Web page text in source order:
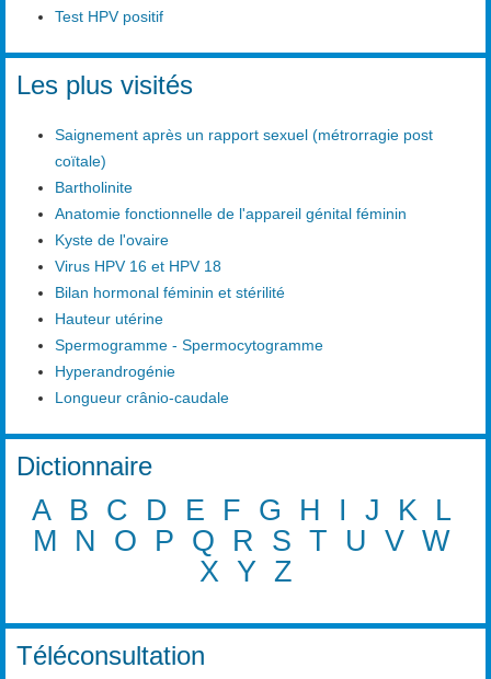
Test HPV positif
Les plus visités
Saignement après un rapport sexuel (métrorragie post
coïtale)
Bartholinite
Anatomie fonctionnelle de l'appareil génital féminin
Kyste de l'ovaire
Virus HPV 16 et HPV 18
Bilan hormonal féminin et stérilité
Hauteur utérine
Spermogramme - Spermocytogramme
Hyperandrogénie
Longueur crânio-caudale
Dictionnaire
A B C D E F G H I J K
L
M
N O P Q R S T U V W
X Y Z
Téléconsultation